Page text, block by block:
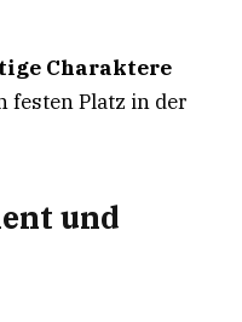
Charaktere
festen Platz in der
und